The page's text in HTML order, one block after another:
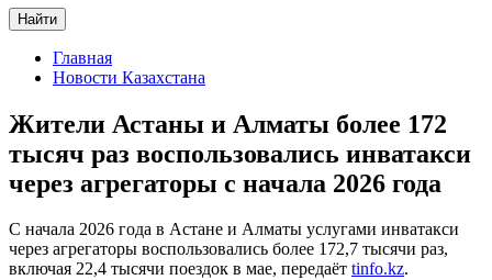
Найти
Главная
Новости Казахстана
Жители Астаны и Алматы более 172
тысяч раз воспользовались инватакси
через агрегаторы с начала 2026 года
С начала 2026 года в Астане и Алматы услугами инватакси
через агрегаторы воспользовались более 172,7 тысячи раз,
включая 22,4 тысячи поездок в мае, передаёт tinfo.kz.